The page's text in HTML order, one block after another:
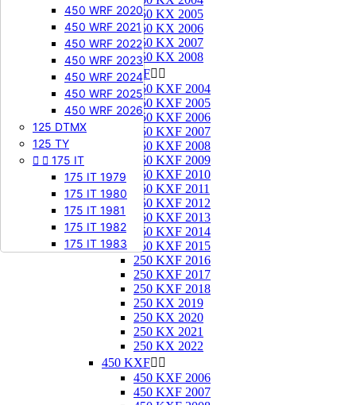
450 WRF 2020
450 WRF 2021
450 WRF 2022
450 WRF 2023
450 WRF 2024
450 WRF 2025
450 WRF 2026
125 DTMX
125 TY
  175 IT
175 IT 1979
175 IT 1980
175 IT 1981
175 IT 1982
175 IT 1983
250 KX 2005
250 KX 2006
250 KX 2007
250 KX 2008
250 KXF 
250 KXF 2004
250 KXF 2005
250 KXF 2006
250 KXF 2007
250 KXF 2008
250 KXF 2009
250 KXF 2010
250 KXF 2011
250 KXF 2012
250 KXF 2013
250 KXF 2014
250 KXF 2015
250 KXF 2016
250 KXF 2017
250 KXF 2018
250 KX 2019
250 KX 2020
250 KX 2021
250 KX 2022
450 KXF 
450 KXF 2006
450 KXF 2007